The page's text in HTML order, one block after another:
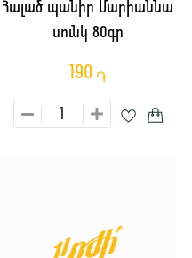
Հալած պանիր Մարիաննա
սունկ 80գր
190 ֏